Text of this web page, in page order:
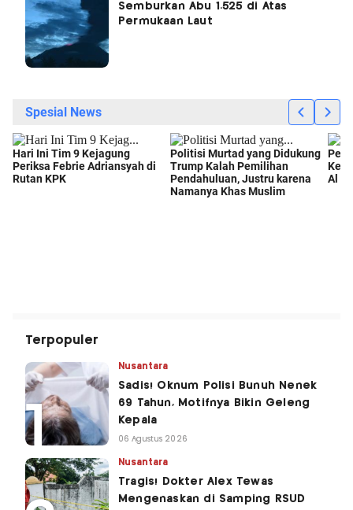
Semburkan Abu 1.525 di Atas
Permukaan Laut
Terpopuler
Nusantara
Sadis! Oknum Polisi Bunuh Nenek
69 Tahun, Motifnya Bikin Geleng
Kepala
06 Agustus 2026
Nusantara
Tragis! Dokter Alex Tewas
Mengenaskan di Samping RSUD